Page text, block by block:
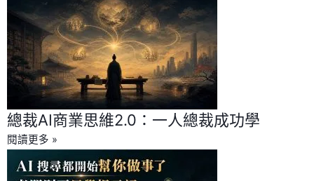
總裁AI商業思維2.0：一人總裁成功學
閱讀更多 »